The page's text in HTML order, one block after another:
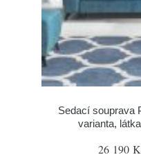
Sedací souprava
varianta,
26 190